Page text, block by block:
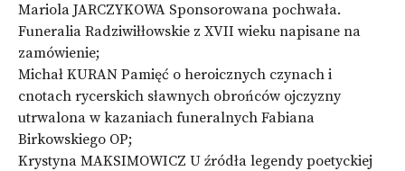
Mariola JARCZYKOWA Sponsorowana pochwała.
Funeralia Radziwiłłowskie z XVII wieku napisane na
zamówienie;
Michał KURAN Pamięć o heroicznych czynach i
cnotach rycerskich sławnych obrońców ojczyzny
utrwalona w kazaniach funeralnych Fabiana
Birkowskiego OP;
Krystyna MAKSIMOWICZ U źródła legendy poetyckiej